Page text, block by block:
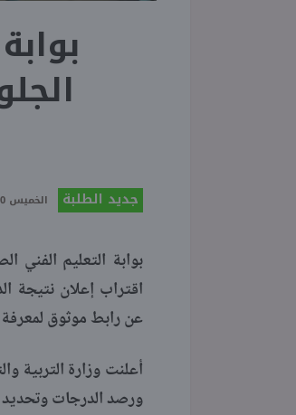
جديد الطلبة الخميس 10-07-2025 03:59 مـ
عن رابط موثوق لمعرفة
أعلنت وزارة التربية
ورصد الدرجات وتحديد